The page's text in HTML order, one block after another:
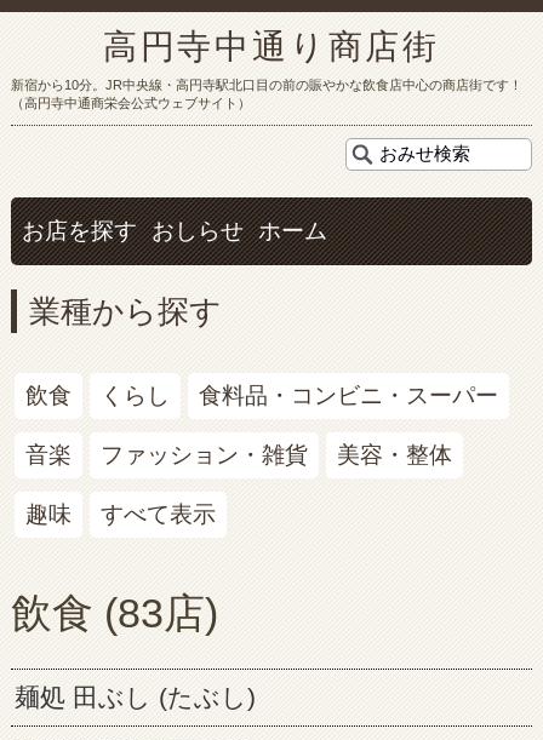
高円寺中通り商店街
新宿から10分。JR中央線・高円寺駅北口目の前の賑やかな飲食店中心の商店街です！
（高円寺中通商栄会公式ウェブサイト）
お店を探す おしらせ ホーム
業種から探す
飲食 くらし 食料品・コンビニ・スーパー
音楽 ファッション・雑貨 美容・整体
趣味 すべて表示
飲食 (83店)
麺処 田ぶし (たぶし)